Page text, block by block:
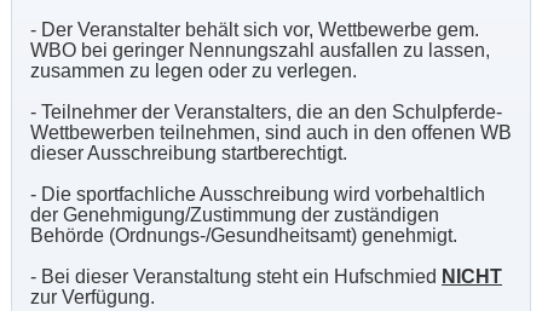
- Der Veranstalter behält sich vor, Wettbewerbe gem.
WBO bei geringer Nennungszahl ausfallen zu lassen,
zusammen zu legen oder zu verlegen.
- Teilnehmer der Veranstalters, die an den Schulpferde-
Wettbewerben teilnehmen, sind auch in den offenen WB
dieser Ausschreibung startberechtigt.
- Die sportfachliche Ausschreibung wird vorbehaltlich
der Genehmigung/Zustimmung der zuständigen
Behörde (Ordnungs-/Gesundheitsamt) genehmigt.
- Bei dieser Veranstaltung steht ein Hufschmied NICHT
zur Verfügung.